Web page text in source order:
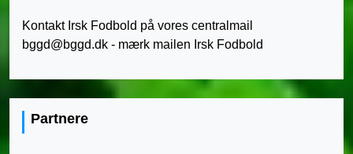
Kontakt Irsk Fodbold på vores centralmail
bggd@bggd.dk - mærk mailen Irsk Fodbold
Partnere